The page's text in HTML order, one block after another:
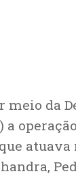
da
atuava